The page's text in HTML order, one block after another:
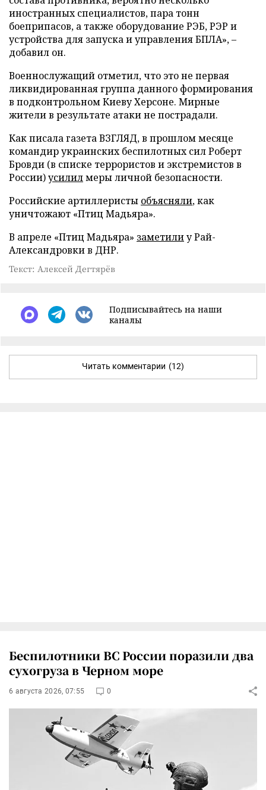
иностранных специалистов, пара тонн
боеприпасов, а также оборудование РЭБ, РЭР и
устройства для запуска и управления БПЛА», –
добавил он.
Военнослужащий отметил, что это не первая
ликвидированная группа данного формирования
в подконтрольном Киеву Херсоне. Мирные
жители в результате атаки не пострадали.
Как писала газета ВЗГЛЯД, в прошлом месяце
командир украинских беспилотных сил Роберт
Бровди (в списке террористов и экстремистов в
России)усилилмеры личной безопасности.
Российские артиллеристы объясняли, как
уничтожают «Птиц Мадьяра».
В апреле «Птиц Мадьяра» заметилиу Рай-
Александровки в ДНР.
Текст: Алексей Дегтярёв
Подписывайтесь на наши
каналы
Читать комментарии (12)
Беспилотники ВС России поразили два
сухогруза в Черном море
6 августа 2026, 07:55 0